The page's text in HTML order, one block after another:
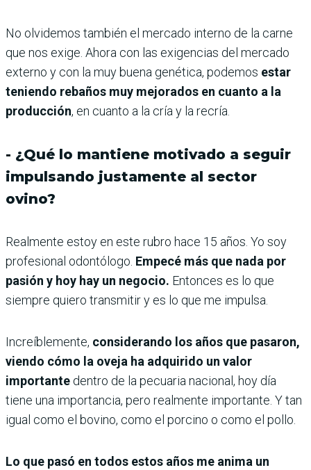
No olvidemos también el mercado interno de la carne
que nos exige. Ahora con las exigencias del mercado
externo y con la muy buena genética, podemos estar
teniendo rebaños muy mejorados en cuanto a la
producción, en cuanto a la cría y la recría.
- ¿Qué lo mantiene motivado a seguir
impulsando justamente al sector
ovino?
Realmente estoy en este rubro hace 15 años. Yo soy
profesional odontólogo. Empecé más que nada por
pasión y hoy hay un negocio. Entonces es lo que
siempre quiero transmitir y es lo que me impulsa.
Increíblemente, considerando los años que pasaron,
viendo cómo la oveja ha adquirido un valor
importante dentro de la pecuaria nacional, hoy día
tiene una importancia, pero realmente importante. Y tan
igual como el bovino, como el porcino o como el pollo.
Lo que pasó en todos estos años me anima un